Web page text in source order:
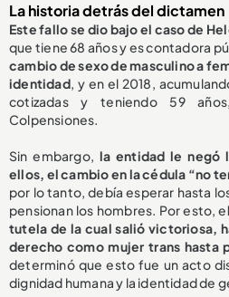
La historia detrás del dictamen
Este fallo se dio bajo el caso de
que tiene 68 años y es contadora
cambio de sexo de masculino a
identidad, y en el 2018,
cotizadas y teniendo 59
Colpensiones.
Sin embargo, la entidad le negó
ellos, el cambio en la cédula “no
por lo tanto, debía esperar hasta
pensionan los hombres. Por esto, e
tutela de la cual salió victoriosa,
derecho como mujer trans hasta
determinó que esto fue un acto
dignidad humana y la identidad de